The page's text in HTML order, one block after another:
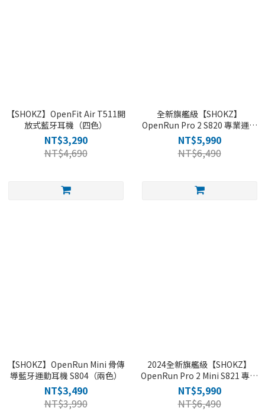
【SHOKZ】OpenFit Air T511開
放式藍牙耳機（四色）
NT$3,290
NT$4,690
全新旗艦級【SHOKZ】
OpenRun Pro 2 S820 專業運動
耳機 基普喬格聯名款
NT$5,990
NT$6,490
【SHOKZ】OpenRun Mini 骨傳
導藍牙運動耳機 S804（兩色）
NT$3,490
NT$3,990
2024全新旗艦級【SHOKZ】
OpenRun Pro 2 Mini S821 專業
運動耳機
NT$5,990
NT$6,490